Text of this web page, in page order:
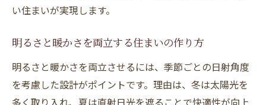
い住まいが実現します。
明るさと暖かさを両立する住まいの作り方
明るさと暖かさを両立させるには、季節ごとの日射角度
を考慮した設計がポイントです。理由は、冬は太陽光を
多く取り入れ、夏は直射日光を遮ることで快適性が向上